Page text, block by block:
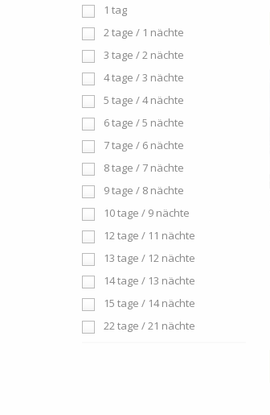
1 tag
2 tage / 1 nächte
3 tage / 2 nächte
4 tage / 3 nächte
5 tage / 4 nächte
6 tage / 5 nächte
7 tage / 6 nächte
8 tage / 7 nächte
9 tage / 8 nächte
10 tage / 9 nächte
12 tage / 11 nächte
13 tage / 12 nächte
14 tage / 13 nächte
15 tage / 14 nächte
22 tage / 21 nächte